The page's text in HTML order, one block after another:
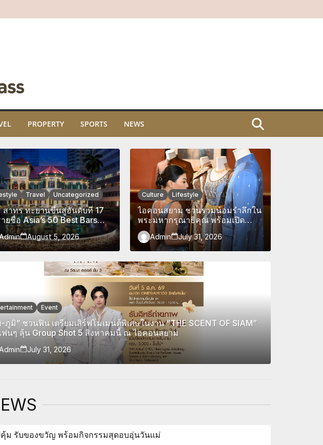
PROPERTY SPORTS NEWS
Travel Uncategorized
สาทร ทะยานขึ้นสู่อันดับที่ 17
ยชื่อ Asia’s 50 Best Bars
คว้ารางวัล Nikka Highest
Award
August 5, 2026
Culture Lifestyle
ไอคอนสยาม ชวนร่วมน้อมรำลึกใน
พระมหากรุณาธิคุณ พร้อมเปิด
ประสบการณ์เรียนรู้ความงดงาม
ของผ้าไทย ศิลปะ และภูมิปัญญา
ไทย ผ่านกิจกรรมสร้างสรรค์ตลอด
Admin July 31, 2026
Event
ภูมิ” ชวนฟิน เตรียมเสิร์ฟโมเมนต์พิเศษในงาน “THE SCENT OF SIAM”
นๆ ลุ้น Group Shot 5 สิงหาคมนี้ ณ ไอคอนสยาม
Admin July 31, 2026
ม รับของขวัญ พร้อมกิจกรรมสุดอบอุ่นวันแม่